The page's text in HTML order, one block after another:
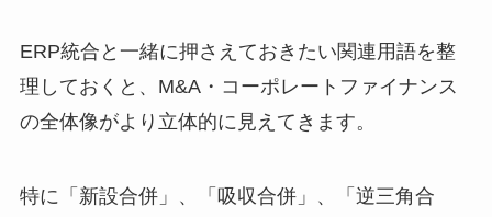
ERP統合と一緒に押さえておきたい関連用語を整
理しておくと、M&A・コーポレートファイナンス
の全体像がより立体的に見えてきます。
特に「新設合併」、「吸収合併」、「逆三角合